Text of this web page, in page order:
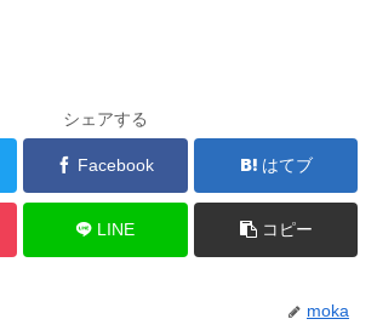
シェアする
Facebook はてブ
LINE コピー
moka